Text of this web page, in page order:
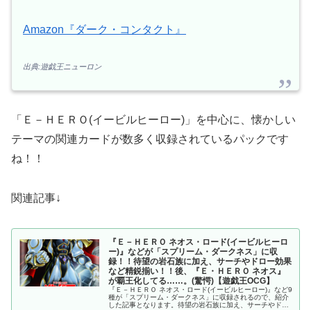
Amazon『ダーク・コンタクト』
出典:遊戯王ニューロン
「Ｅ－ＨＥＲＯ(イービルヒーロー)」を中心に、懐かしい
テーマの関連カードが数多く収録されているパックです
ね！！
関連記事↓
『Ｅ－ＨＥＲＯ ネオス・ロード(イービルヒーロ
ー)』などが「スプリーム・ダークネス」に収
録！！待望の岩石族に加え、サーチやドロー効果
など精鋭揃い！！後、『Ｅ・ＨＥＲＯ ネオス』
が覇王化してる……。(驚愕)【遊戯王OCG】
『Ｅ－ＨＥＲＯ ネオス・ロード(イービルヒーロー)』など9
種が「スプリーム・ダークネス」に収録されるので、紹介
した記事となります。待望の岩石族に加え、サーチやドロ